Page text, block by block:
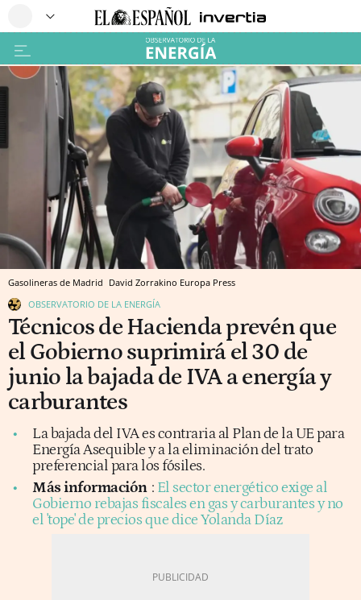
Gasolineras de Madrid David Zorrakino Europa Press
OBSERVATORIO DE LA ENERGÍA
Técnicos de Hacienda prevén que
el Gobierno suprimirá el 30 de
junio la bajada de IVA a energía y
carburantes
La bajada del IVA es contraria al Plan de la UE para
Energía Asequible y a la eliminación del trato
preferencial para los fósiles.
Más información : El sector energético exige al
Gobierno rebajas fiscales en gas y carburantes y no
el 'tope' de precios que dice Yolanda Díaz